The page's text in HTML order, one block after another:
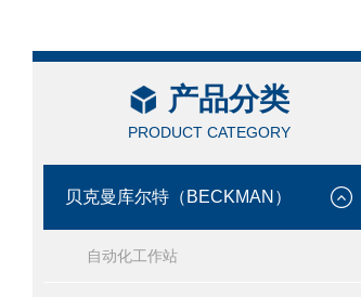
产品分类
PRODUCT CATEGORY
贝克曼库尔特（BECKMAN）
自动化工作站